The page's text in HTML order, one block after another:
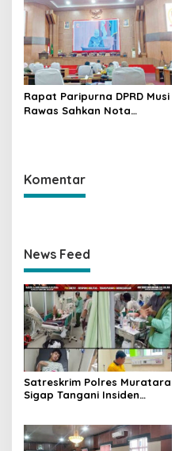
Rapat Paripurna DPRD Musi
Rawas Sahkan Nota
Komentar
News Feed
Satreskrim Polres Muratara
Sigap Tangani Insiden
Muratara